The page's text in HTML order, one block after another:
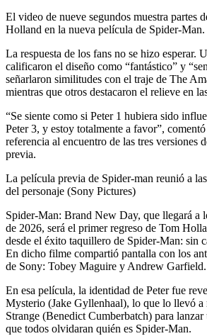
El video de nueve segundos muestra partes
Holland en la nueva película de Spider-
La respuesta de los fans no se hizo esperar.
calificaron el diseño como “fantástico” y
señarlaron similitudes con el traje de The
mientras que otros destacaron el relieve en
“Se siente como si Peter 1 hubiera sido
Peter 3, y estoy totalmente a favor”,
referencia al encuentro de las tres versiones
previa.
La película previa de Spider-man reunió a
del personaje (Sony Pictures)
Spider-Man: Brand New Day, que llegará a
de 2026, será el primer regreso de Tom
desde el éxito taquillero de Spider-Man: sin
En dicho filme compartió pantalla con los
de Sony: Tobey Maguire y Andrew Garfield.
En esa película, la identidad de Peter fue
Mysterio (Jake Gyllenhaal), lo que lo llevó
Strange (Benedict Cumberbatch) para
que todos olvidaran quién es Spider-Man.